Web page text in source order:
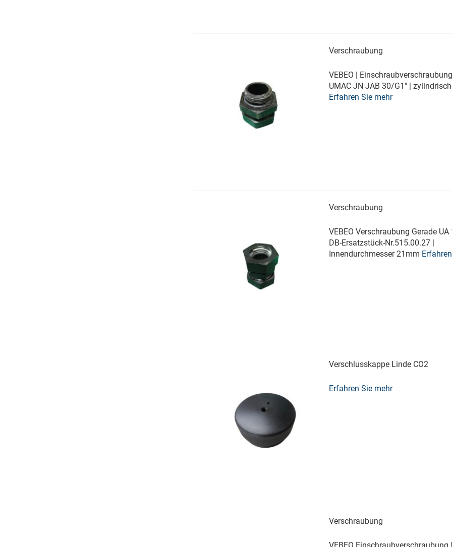
Verschraubung
VEBEO |
UMAC JN JAB 30/G1" | zylindrisch
Erfahren Sie mehr
Verschraubung
VEBEO Verschraubung Gerade UA
DB-Ersatzstück-Nr.515.00.27 |
Innendurchmesser 21mm
Verschlusskappe Linde CO2
Erfahren Sie mehr
Verschraubung